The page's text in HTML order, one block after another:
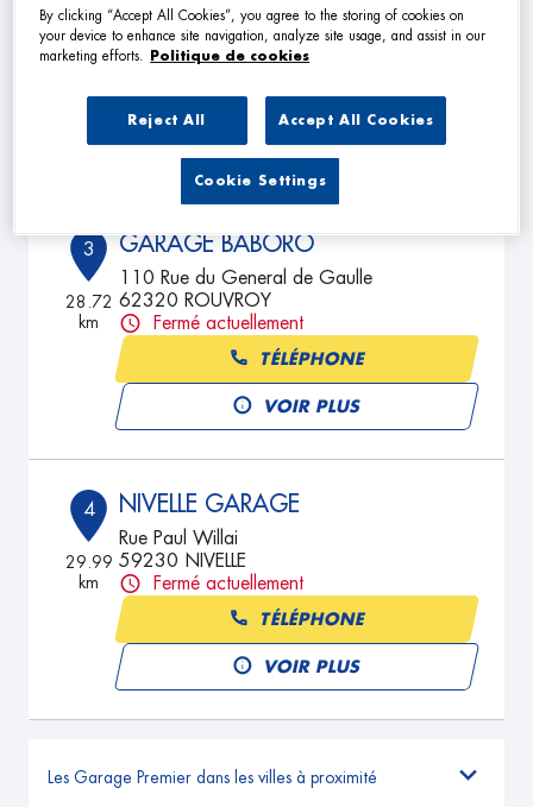
24.62
km
31 Rue de la Liberation
62710 COURRIERES
Fermé actuellement
TÉLÉPHONE
VOIR PLUS
3
28.72
km
GARAGE BABORO
110 Rue du General de Gaulle
62320 ROUVROY
Fermé actuellement
TÉLÉPHONE
VOIR PLUS
4
29.99
km
NIVELLE GARAGE
Rue Paul Willai
59230 NIVELLE
Fermé actuellement
TÉLÉPHONE
VOIR PLUS
Les Garage Premier dans les villes à proximité
By clicking “Accept All Cookies”, you agree to the storing of cookies on
your device to enhance site navigation, analyze site usage, and assist in our
marketing efforts.
Politique de cookies
Reject All Accept All Cookies
Cookie Settings